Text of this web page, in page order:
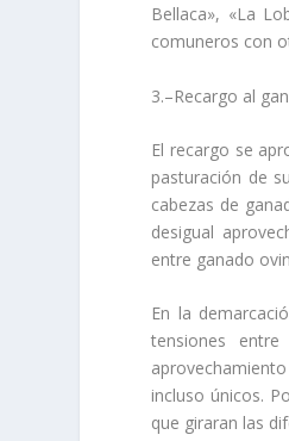
Bellaca», «La
comuneros con
3.–Recargo al
El recargo se
pasturación de
cabezas de
desigual
entre ganado
En la
tensiones
incluso únicos.
que giraran las